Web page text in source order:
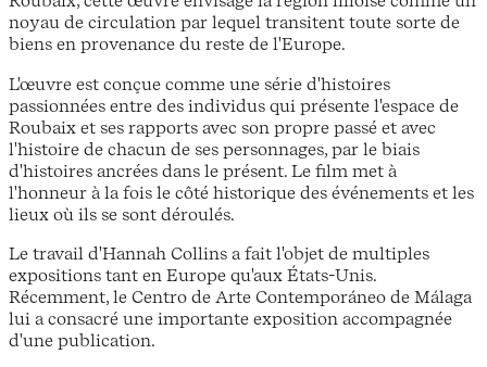
noyau de circulation par lequel transitent toute sorte de
biens en provenance du reste de l'Europe.
L'œuvre est conçue comme une série d'histoires
passionnées entre des individus qui présente l'espace de
Roubaix et ses rapports avec son propre passé et avec
l'histoire de chacun de ses personnages, par le biais
d'histoires ancrées dans le présent. Le film met à
l'honneur à la fois le côté historique des événements et les
lieux où ils se sont déroulés.
Le travail d'Hannah Collins a fait l'objet de multiples
expositions tant en Europe qu'aux États-Unis.
Récemment, le Centro de Arte Contemporáneo de Málaga
lui a consacré une importante exposition accompagnée
d'une publication.